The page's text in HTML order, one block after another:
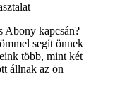
Abony kapcsán?
segít önnek
több, mint két
állnak az ön